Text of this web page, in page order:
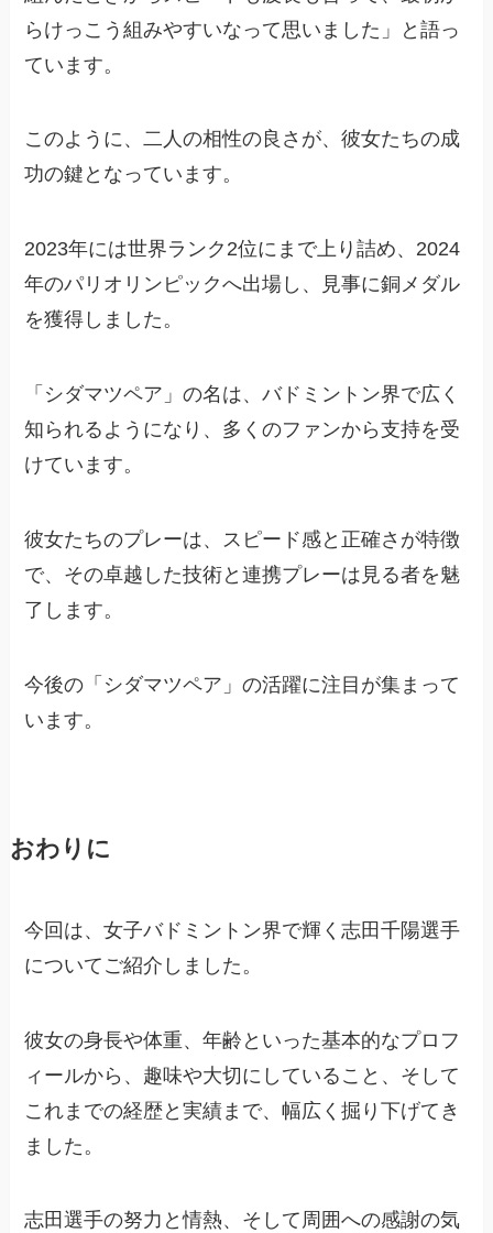
らけっこう組みやすいなって思いました」と語っ
ています。
このように、二人の相性の良さが、彼女たちの成
功の鍵となっています。
2023年には世界ランク2位にまで上り詰め、2024
年のパリオリンピックへ出場し、見事に銅メダル
を獲得しました。
「シダマツペア」の名は、バドミントン界で広く
知られるようになり、多くのファンから支持を受
けています。
彼女たちのプレーは、スピード感と正確さが特徴
で、その卓越した技術と連携プレーは見る者を魅
了します。
今後の「シダマツペア」の活躍に注目が集まって
います。
おわりに
今回は、女子バドミントン界で輝く志田千陽選手
についてご紹介しました。
彼女の身長や体重、年齢といった基本的なプロフ
ィールから、趣味や大切にしていること、そして
これまでの経歴と実績まで、幅広く掘り下げてき
ました。
志田選手の努力と情熱、そして周囲への感謝の気